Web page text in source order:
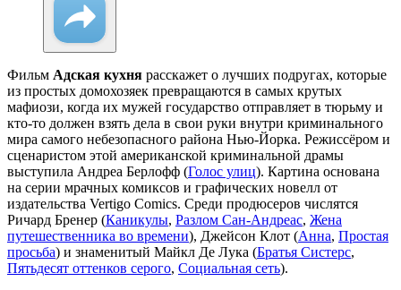
Фильм Адская кухня расскажет о лучших подругах, которые
из простых домохозяек превращаются в самых крутых
мафиози, когда их мужей государство отправляет в тюрьму и
кто-то должен взять дела в свои руки внутри криминального
мира самого небезопасного района Нью-Йорка. Режиссёром и
сценаристом этой американской криминальной драмы
выступила Андреа Берлофф (Голос улиц). Картина основана
на серии мрачных комиксов и графических новелл от
издательства Vertigo Comics. Среди продюсеров числятся
Ричард Бренер (Каникулы, Разлом Сан-Андреас, Жена
путешественника во времени), Джейсон Клот (Анна, Простая
просьба) и знаменитый Майкл Де Лука (Братья Систерс,
Пятьдесят оттенков серого, Социальная сеть).